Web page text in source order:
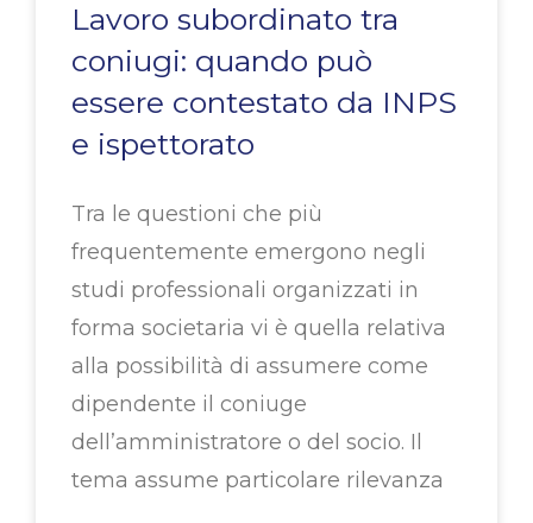
Lavoro subordinato tra
coniugi: quando può
essere contestato da INPS
e ispettorato
Tra le questioni che più
frequentemente emergono negli
studi professionali organizzati in
forma societaria vi è quella relativa
alla possibilità di assumere come
dipendente il coniuge
dell’amministratore o del socio. Il
tema assume particolare rilevanza